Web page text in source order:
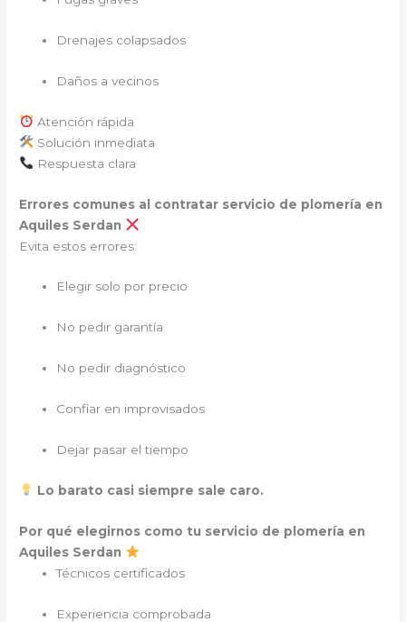
Drenajes colapsados
Daños a vecinos
Atención rápida
Solución inmediata
Respuesta clara
Errores comunes al contratar servicio de plomería en
Aquiles Serdan
Evita estos errores:
Elegir solo por precio
No pedir garantía
No pedir diagnóstico
Confiar en improvisados
Dejar pasar el tiempo
Lo barato casi siempre sale caro.
Por qué elegirnos como tu servicio de plomería en
Aquiles Serdan
Técnicos certificados
Experiencia comprobada